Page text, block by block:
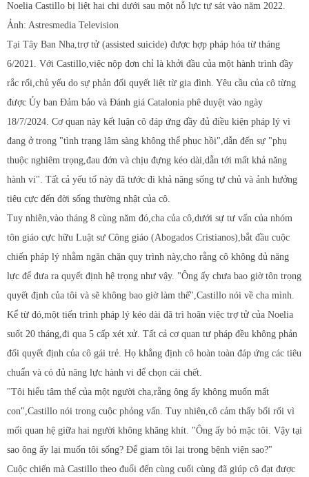
Noelia Castillo bị liệt hai chi dưới sau một nỗ lực tự sát vào năm 2022.
Ảnh: Astresmedia Television
Tại Tây Ban Nha,trợ tử (assisted suicide) được hợp pháp hóa từ tháng
6/2021. Với Castillo,việc nộp đơn chỉ là khởi đầu của một hành trình đầy
rắc rối,chủ yếu do sự phản đối quyết liệt từ gia đình. Yêu cầu của cô từng
được Ủy ban Đảm bảo và Đánh giá Catalonia phê duyệt vào ngày
18/7/2024. Cơ quan này kết luận cô đáp ứng đầy đủ điều kiện pháp lý vì
đang ở trong "tình trạng lâm sàng không thể phục hồi",dẫn đến sự "phụ
thuộc nghiêm trọng,đau đớn và chịu đựng kéo dài,dẫn tới mất khả năng
hành vi". Tất cả yếu tố này đã tước đi khả năng sống tự chủ và ảnh hưởng
tiêu cực đến đời sống thường nhật của cô.
Tuy nhiên,vào tháng 8 cùng năm đó,cha của cô,dưới sự tư vấn của nhóm
tôn giáo cực hữu Luật sư Công giáo (Abogados Cristianos),bắt đầu cuộc
chiến pháp lý nhằm ngăn chặn quy trình này,cho rằng cô không đủ năng
lực để đưa ra quyết định hệ trọng như vậy. "Ông ấy chưa bao giờ tôn trọng
quyết định của tôi và sẽ không bao giờ làm thế",Castillo nói về cha mình.
Kể từ đó,một tiến trình pháp lý kéo dài đã trì hoãn việc trợ tử của Noelia
suốt 20 tháng,đi qua 5 cấp xét xử. Tất cả cơ quan tư pháp đều không phản
đối quyết định của cô gái trẻ. Họ khẳng định cô hoàn toàn đáp ứng các tiêu
chuẩn và có đủ năng lực hành vi để chọn cái chết.
"Tôi hiểu tâm thế của một người cha,rằng ông ấy không muốn mất
con",Castillo nói trong cuộc phỏng vấn. Tuy nhiên,cô cảm thấy bối rối vì
mối quan hệ giữa hai người không khăng khít. "Ông ấy bỏ mặc tôi. Vậy tại
sao ông ấy lại muốn tôi sống? Để giam tôi lại trong bệnh viện sao?"
Cuộc chiến mà Castillo theo đuổi đến cùng cuối cùng đã giúp cô đạt được